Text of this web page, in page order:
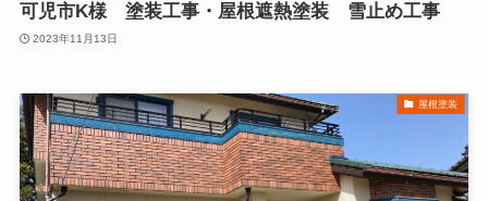
可児市K様 塗装工事・屋根遮熱塗装 雪止め工事
2023年11月13日
屋根塗装